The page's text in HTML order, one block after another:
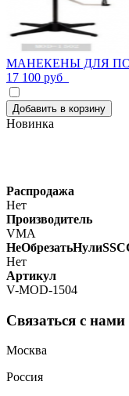
МАНЕКЕНЫ ДЛЯ
17 100 руб
Добавить в корзину
Новинка
Распродажа
Нет
Производитель
VMA
Нет
Артикул
V-MOD-1504
Связаться с нами
Москва
Россия